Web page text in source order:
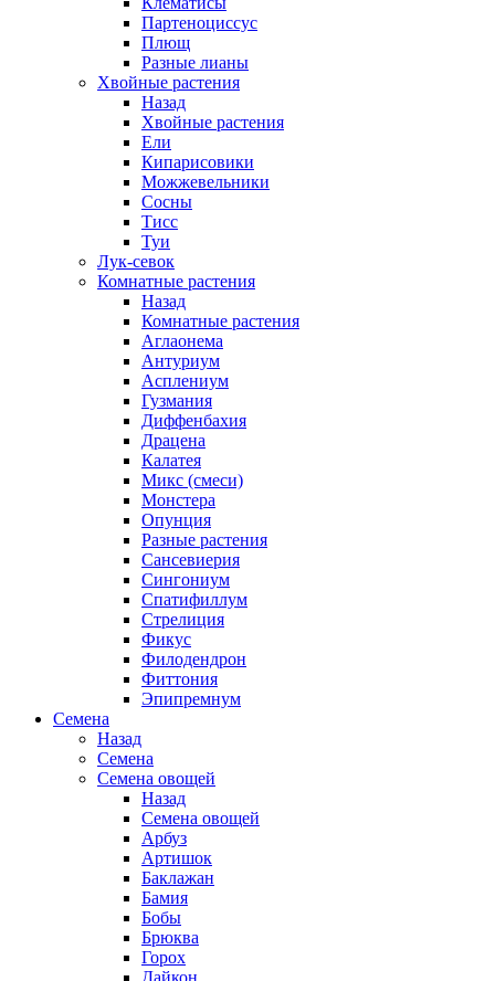
Партеноциссус
Плющ
Разные лианы
Хвойные растения
Назад
Хвойные растения
Ели
Кипарисовики
Можжевельники
Сосны
Тисс
Туи
Лук-севок
Комнатные растения
Назад
Комнатные растения
Аглаонема
Антуриум
Асплениум
Гузмания
Диффенбахия
Драцена
Калатея
Микс (смеси)
Монстера
Опунция
Разные растения
Сансевиерия
Сингониум
Спатифиллум
Стрелиция
Фикус
Филодендрон
Фиттония
Эпипремнум
Семена
Назад
Семена
Семена овощей
Назад
Семена овощей
Арбуз
Артишок
Баклажан
Бамия
Бобы
Брюква
Горох
Дайкон